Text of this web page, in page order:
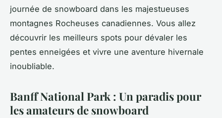
journée de snowboard dans les majestueuses
montagnes Rocheuses canadiennes. Vous allez
découvrir les meilleurs spots pour dévaler les
pentes enneigées et vivre une aventure hivernale
inoubliable.
Banff National Park : Un paradis pour
les amateurs de snowboard